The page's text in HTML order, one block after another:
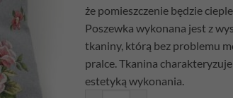
że pomieszczenie będzie
Poszewka wykonana jest z
tkaniny, którą bez problemu
pralce. Tkanina
estetyką wykonania.